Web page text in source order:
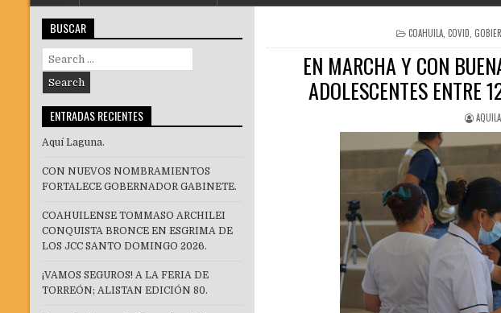
POSTED
IN
COAHUILA, COVID,
EN MARCHA Y CON
ADOLESCENTES ENTRE
BUSCAR
Search
for:
ENTRADAS RECIENTES
Aquí Laguna.
CON NUEVOS NOMBRAMIENTOS
FORTALECE GOBERNADOR GABINETE.
COAHUILENSE TOMMASO ARCHILEI
CONQUISTA BRONCE EN ESGRIMA DE
LOS JCC SANTO DOMINGO 2026.
¡VAMOS SEGUROS! A LA FERIA DE
TORREÓN; ALISTAN EDICIÓN 80.